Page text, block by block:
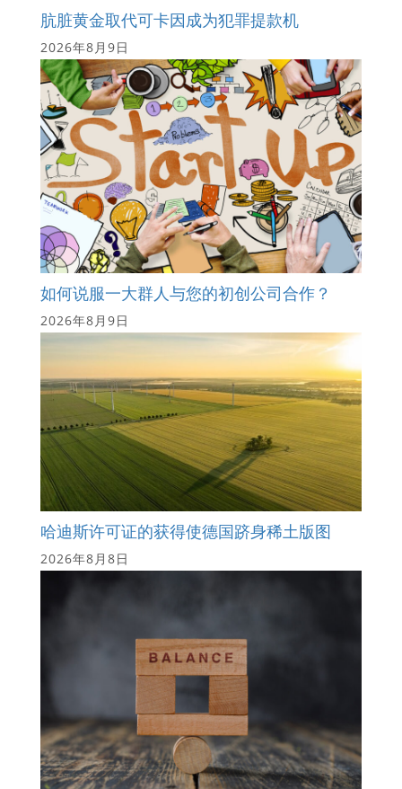
肮脏黄金取代可卡因成为犯罪提款机
2026年8月9日
如何说服一大群人与您的初创公司合作？
2026年8月9日
哈迪斯许可证的获得使德国跻身稀土版图
2026年8月8日